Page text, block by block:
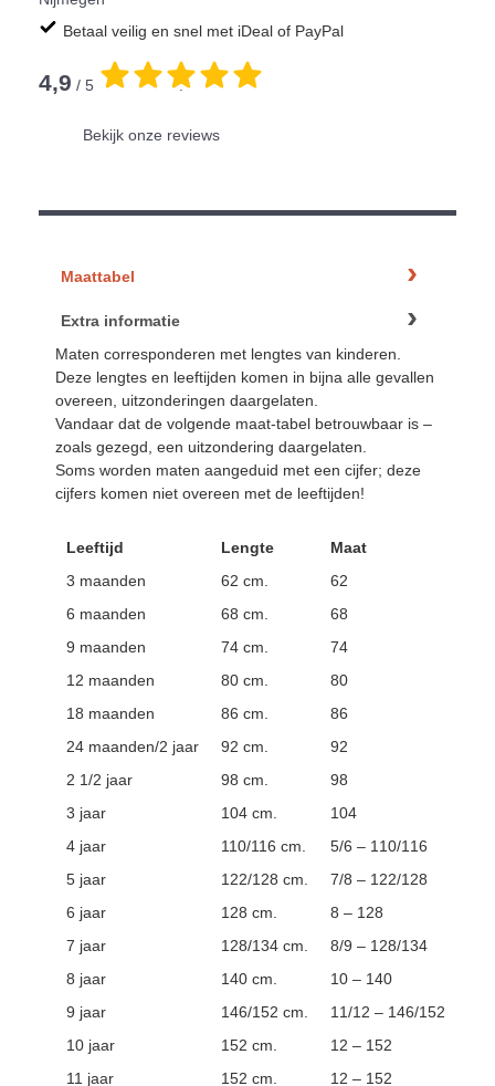
Betaal veilig en snel met iDeal of PayPal
4,9 / 5 .
Bekijk onze reviews
Maattabel
Extra informatie
Maten corresponderen met lengtes van kinderen.
Deze lengtes en leeftijden komen in bijna alle gevallen
overeen, uitzonderingen daargelaten.
Vandaar dat de volgende maat-tabel betrouwbaar is –
zoals gezegd, een uitzondering daargelaten.
Soms worden maten aangeduid met een cijfer; deze
cijfers komen niet overeen met de leeftijden!
Leeftijd Lengte
Maat
3 maanden
62 cm.
62
6 maanden
68 cm.
68
9 maanden
74 cm.
74
12 maanden
80 cm.
80
18 maanden
86 cm.
86
24 maanden/2 jaar
92 cm.
92
2 1/2 jaar
98 cm.
98
3 jaar
104 cm.
104
4 jaar
110/116 cm.
5/6 – 110/116
5 jaar
122/128 cm.
7/8 – 122/128
6 jaar
128 cm.
8 – 128
7 jaar
128/134 cm.
8/9 – 128/134
8 jaar
140 cm.
10 – 140
9 jaar
146/152 cm.
11/12 – 146/152
10 jaar
152 cm.
12 – 152
11 jaar
152 cm. 12 – 152